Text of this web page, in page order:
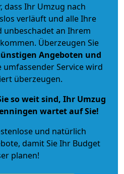
dass Ihr Umzug nach
verläuft und alle Ihre
unbeschadet an Ihrem
Überzeugen Sie
Angeboten und
umfassender Service wird
überzeugen.
so weit sind, Ihr Umzug
wartet auf Sie!
und natürlich
, damit Sie Ihr Budget
planen!